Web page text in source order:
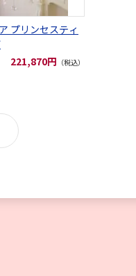
プリンセスティ
221,870円 （税込）